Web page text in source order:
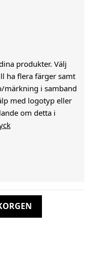
produkter. Välj
ha flera färger samt
märkning i samband
med logotyp eller
om detta i